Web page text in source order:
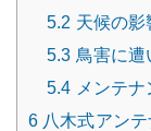
5.2 天候の影
5.3 鳥害に遭
5.4 メンテ
6 八木式アン